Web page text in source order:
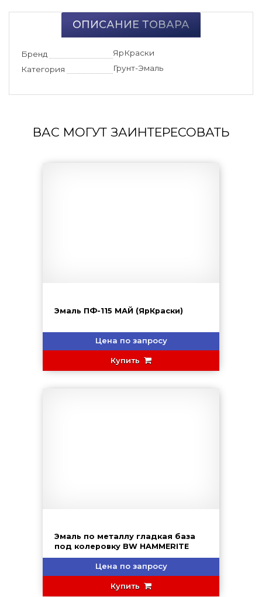
ОПИСАНИЕ ТОВАРА
Бренд
ЯрКраски
Категория
Грунт-Эмаль
ВАС МОГУТ ЗАИНТЕРЕСОВАТЬ
Эмаль ПФ-115 МАЙ (ЯрКраски)
Цена по запросу
Купить
Эмаль по металлу гладкая база
под колеровку BW HAMMERITE
Цена по запросу
Купить